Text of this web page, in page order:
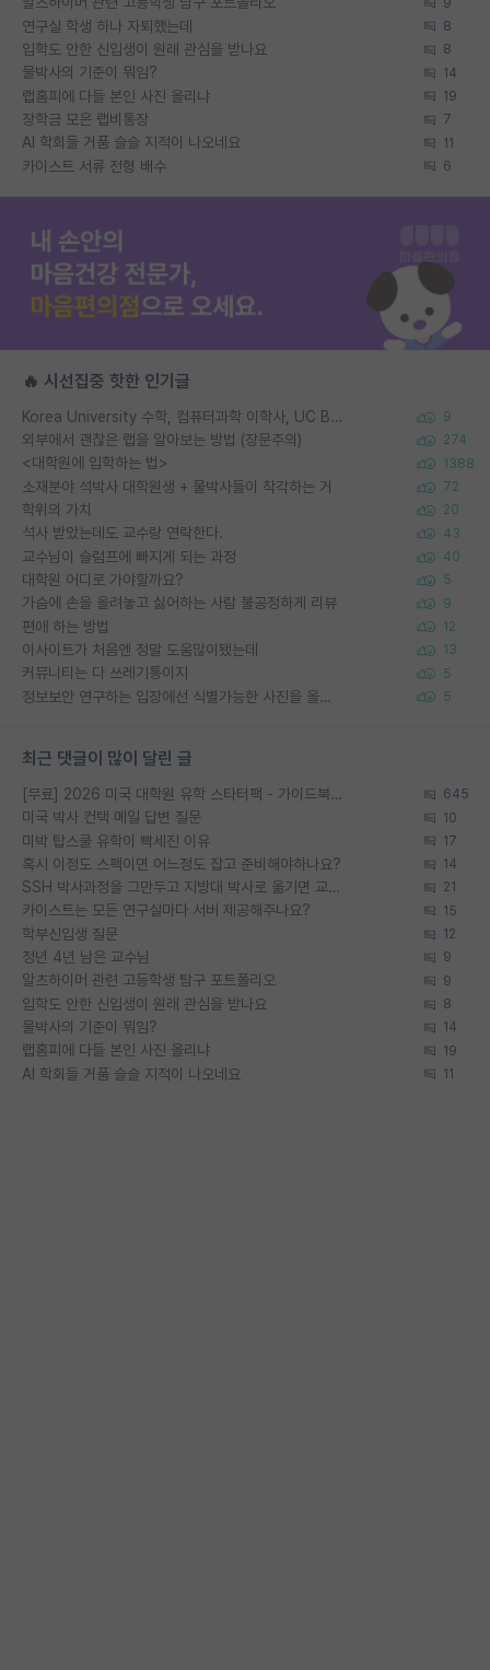
연구실 학생 하나 자퇴했는데 8
입학도 안한 신입생이 원래 관심을 받나요 8
물박사의 기준이 뭐임? 14
랩홈피에 다들 본인 사진 올리냐 19
장학금 모은 랩비통장 7
AI 학회들 거품 슬슬 지적이 나오네요 11
카이스트 서류 전형 배수 6
🔥 시선집중 핫한 인기글
Korea University 수학, 컴퓨터과학 이학사, UC Berkeley 산업공학 대학원 공학박사가 되는 것은 쉽지 않겠죠? 9
외부에서 괜찮은 랩을 알아보는 방법 (장문주의) 274
<대학원에 입학하는 법> 1388
소재분야 석박사 대학원생 + 물박사들이 착각하는 거 72
학위의 가치 20
석사 받았는데도 교수랑 연락한다. 43
교수님이 슬럼프에 빠지게 되는 과정 40
대학원 어디로 가야할까요? 5
가슴에 손을 올려놓고 싫어하는 사람 불공정하게 리뷰 9
편애 하는 방법 12
이사이트가 처음엔 정말 도움많이됐는데 13
커뮤니티는 다 쓰레기통이지 5
정보보안 연구하는 입장에선 식별가능한 사진을 올리는건 비추이긴함 5
최근 댓글이 많이 달린 글
[무료] 2026 미국 대학원 유학 스타터팩 - 가이드북 & 합격자 컨택메일 템플릿 645
미국 박사 컨택 메일 답변 질문 10
미박 탑스쿨 유학이 빡세진 이유 17
혹시 이정도 스펙이면 어느정도 잡고 준비해야하나요? 14
SSH 박사과정을 그만두고 지방대 박사로 옮기면 교수의 꿈은 끝일까요? 21
카이스트는 모든 연구실마다 서버 제공해주나요? 15
학부신입생 질문 12
정년 4년 남은 교수님 9
알츠하이머 관련 고등학생 탐구 포트폴리오 9
입학도 안한 신입생이 원래 관심을 받나요 8
물박사의 기준이 뭐임? 14
랩홈피에 다들 본인 사진 올리냐 19
AI 학회들 거품 슬슬 지적이 나오네요 11